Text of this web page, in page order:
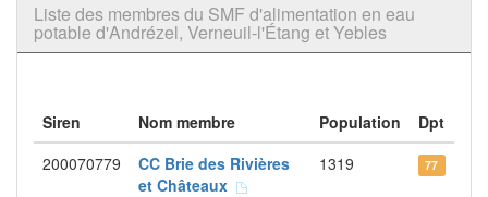
Liste des membres du SMF d'alimentation en eau
potable d'Andrézel, Verneuil-l'Étang et Yebles
Siren Nom membre Population
Dpt
200070779
CC Brie des Rivières
et Châteaux
1319 77